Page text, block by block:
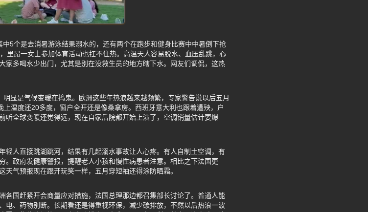
5个是去消暑游泳结果溺水的，还有两个在跑步和健身比赛中中暑倒下抢
里昂一女士参加体育活动也扛不住热。高温天人容易脱水、血压乱跳，心
家多喝水少出门，尤其是别在没救生员的地方瞎下水。网友们调侃，这热
显是气候变暖在捣鬼。欧洲这些年热浪越来越频繁，专家警告说以后五月
上温度还20多度，窗户全开还是像桑拿房。西班牙意大利也跟着遭殃，户
听全球变暖还觉得远，现在自家后院都开始上演了，空调销量估计要爆
轻人直接跳湖跳河，结果有几起溺水事故让人心疼。有人自制土空调，有
。政府发健康警报，提醒老人小孩和慢性病患者注意。相比之下法国更
气预报现在跟开玩笑一样，五月穿短袖还得涂防晒霜。
各国赶紧开会商量应对措施，法国总理那边都召集部长讨论了。普通人能
电、药物别断。长期看还是得重视环保，减少碳排放，不然以后热浪一波